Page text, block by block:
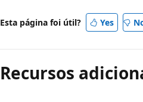
Esta página foi útil? Yes
Recursos